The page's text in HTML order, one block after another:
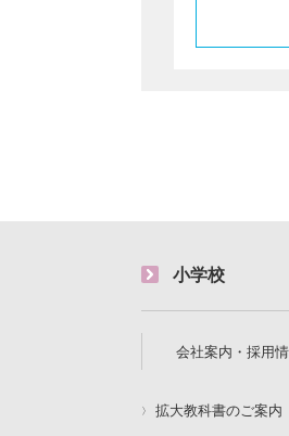
小学校
会社案内・採用
拡大教科書のご案内